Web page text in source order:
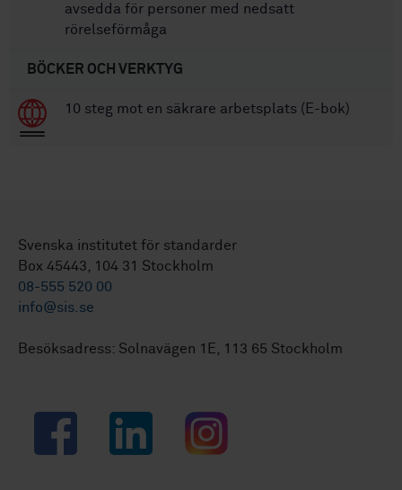
avsedda för personer med nedsatt
rörelseförmåga
BÖCKER OCH VERKTYG
10 steg mot en säkrare arbetsplats (E-bok)
Svenska institutet för standarder
Box 45443, 104 31 Stockholm
08-555 520 00
info@sis.se
Besöksadress: Solnavägen 1E, 113 65 Stockholm
Facebook LinkedIn Instagram